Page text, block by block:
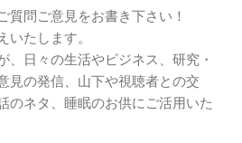
質問ご意見をお書き下さい！
たします。
、日々の生活やビジネス、研究・
見の発信、山下や視聴者との交
のネタ、睡眠のお供にご活用いた